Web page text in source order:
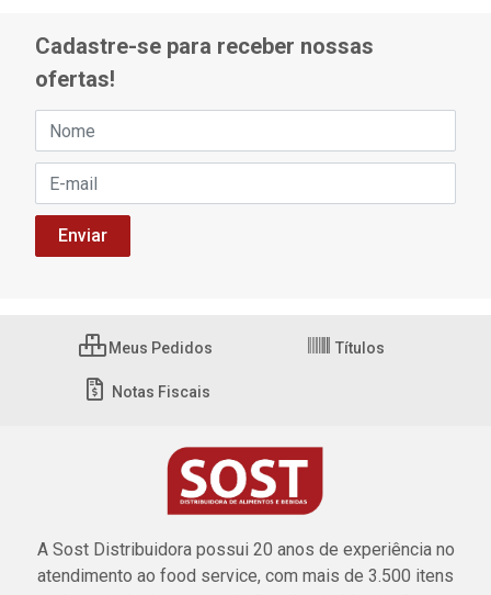
Cadastre-se para receber nossas
ofertas!
Meus Pedidos Títulos
Notas Fiscais
A Sost Distribuidora possui 20 anos de experiência no
atendimento ao food service, com mais de 3.500 itens